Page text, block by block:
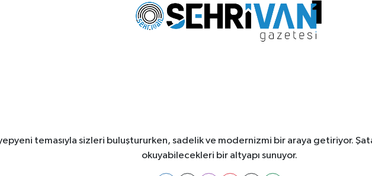
temasıyla sizleri buluştururken, sadelik ve modernizmi bir araya getiriyor.
okuyabilecekleri bir altyapı sunuyor.